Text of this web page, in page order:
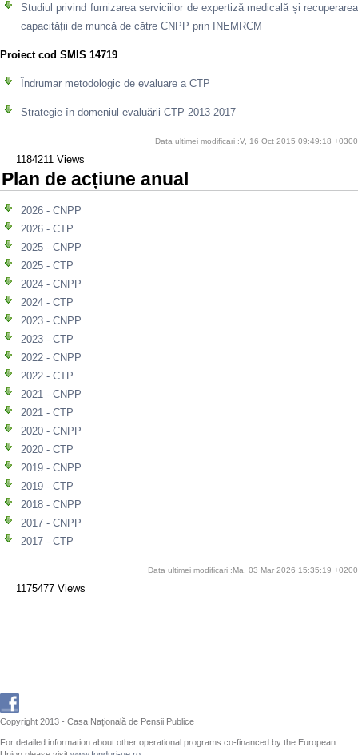
Studiul privind furnizarea serviciilor de expertiză medicală și recuperarea
capacității de muncă de către CNPP prin INEMRCM
Proiect cod SMIS 14719
Îndrumar metodologic de evaluare a CTP
Strategie în domeniul evaluării CTP 2013-2017
Data ultimei modificari :V, 16 Oct 2015 09:49:18 +0300
1184211 Views
Plan de acțiune anual
2026 - CNPP
2026 - CTP
2025 - CNPP
2025 - CTP
2024 - CNPP
2024 - CTP
2023 - CNPP
2023 - CTP
2022 - CNPP
2022 - CTP
2021 - CNPP
2021 - CTP
2020 - CNPP
2020 - CTP
2019 - CNPP
2019 - CTP
2018 - CNPP
2017 - CNPP
2017 - CTP
Data ultimei modificari :Ma, 03 Mar 2026 15:35:19 +0200
1175477 Views
Copyright 2013 - Casa Națională de Pensii Publice
For detailed information about other operational programs co-financed by the European